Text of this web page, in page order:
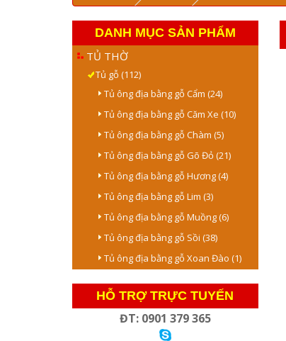
DANH MỤC SẢN PHẨM
TỦ THỜ
Tủ gỗ (112)
Tủ ông địa bằng gỗ Cẩm (24)
Tủ ông địa bằng gỗ Căm Xe (10)
Tủ ông địa bằng gỗ Chàm (5)
Tủ ông địa bằng gỗ Gõ Đỏ (21)
Tủ ông địa bằng gỗ Hương (4)
Tủ ông địa bằng gỗ Lim (3)
Tủ ông địa bằng gỗ Muồng (6)
Tủ ông địa bằng gỗ Sồi (38)
Tủ ông địa bằng gỗ Xoan Đào (1)
HỖ TRỢ TRỰC TUYẾN
ĐT: 0901 379 365